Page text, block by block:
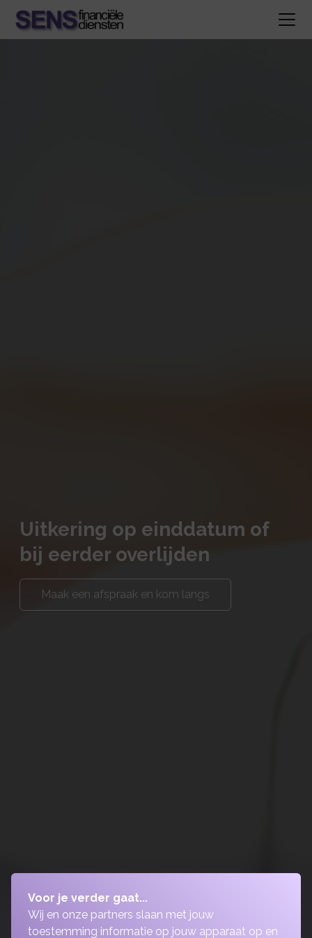
Uitkering op einddatum of
bij eerder overlijden
Maak een afspraak en kom langs
Voor je verder gaat...
Wij en onze partners slaan met jouw
toestemming informatie op jouw apparaat op en